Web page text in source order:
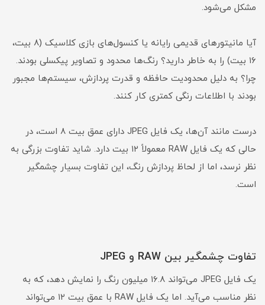
مشکل می‌شود.
آیا مانیتورهای قدیمی رایانه یا کنسول‌های بازی کلاسیک (۸ بیت،
۱۶ بیت) را به خاطر دارید؟ رنگ‌ها محدود و تصاویر پیکسلی بودند.
چرا؟ به دلیل محدودیت حافظه و قدرت پردازش، سیستم‌ها مجبور
بودند با اطلاعات رنگی کمتری کار کنند.
درست مانند آن‌ها، یک فایل JPEG دارای عمق بیت ۸ است، در
حالی که یک فایل RAW معمولاً ۱۲ بیت دارد. شاید تفاوت بزرگی به
نظر نرسد، اما از لحاظ پردازش رنگ، این تفاوت بسیار چشمگیر
است.
تفاوت چشمگیر بین RAW و JPEG
یک فایل JPEG می‌تواند ۱۶.۸ میلیون رنگ را نمایش دهد، که به
نظر مناسب می‌آید. اما یک فایل RAW با عمق بیت ۱۲ می‌تواند